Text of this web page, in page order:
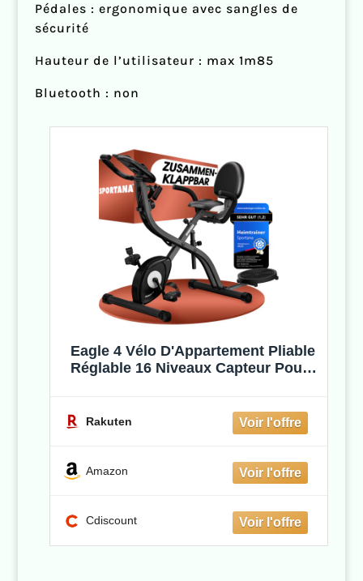
Pédales : ergonomique avec sangles de
sécurité
Hauteur de l’utilisateur : max 1m85
Bluetooth : non
Eagle 4 Vélo D'Appartement Pliable
Réglable 16 Niveaux Capteur Pouls
Rakuten
Amazon
Cdiscount